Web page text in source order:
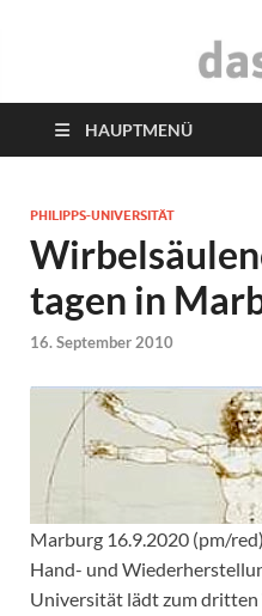
das
HAUPTMENÜ
PHILIPPS-UNIVERSITÄT
tagen in
16. September 2010
Marburg 16.9.2020 (pm/
Hand- und
Universität lädt zum